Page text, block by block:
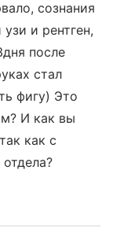
сознания
и рентген,
после
стал
фигу) Это
И как вы
как с